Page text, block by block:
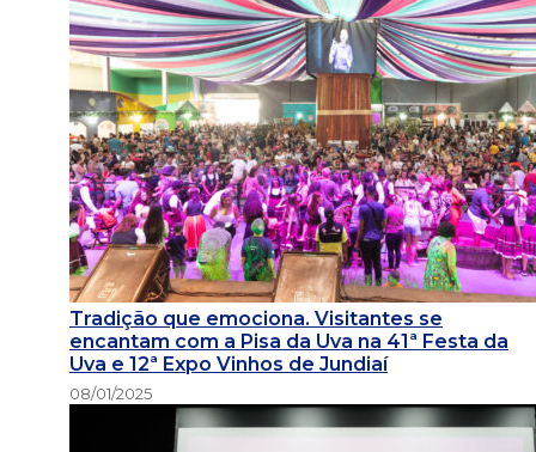
Tradição que emociona. Visitantes se
encantam com a Pisa da Uva na 41ª Festa da
Uva e 12ª Expo Vinhos de Jundiaí
08/01/2025